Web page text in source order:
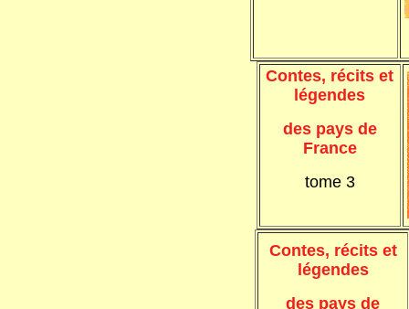
Contes, récits et
légendes
des pays de
France
tome 3
Contes, récits et
légendes
des pays de